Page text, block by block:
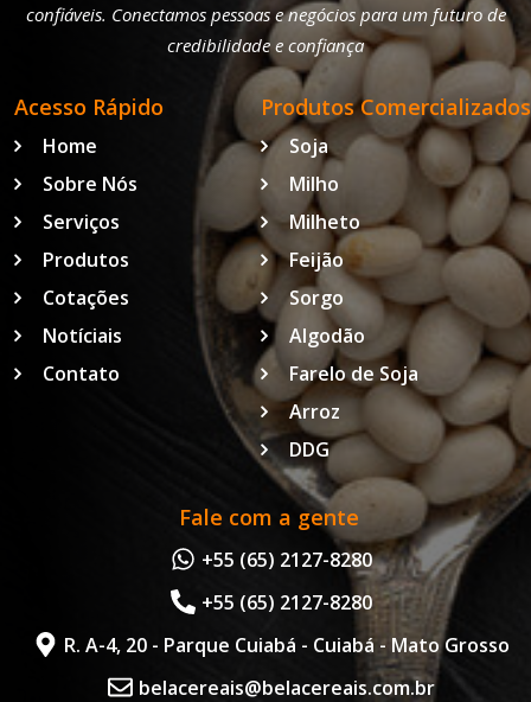
confiáveis. Conectamos pessoas e negócios para um futuro de
credibilidade e confiança
Acesso Rápido
Home
Sobre Nós
Serviços
Produtos
Cotações
Notíciais
Contato
Produtos Comercializados
Soja
Milho
Milheto
Feijão
Sorgo
Algodão
Farelo de Soja
Arroz
DDG
Fale com a gente
+55 (65) 2127-8280
+55 (65) 2127-8280
R. A-4, 20 - Parque Cuiabá - Cuiabá - Mato Grosso
belacereais@belacereais.com.br